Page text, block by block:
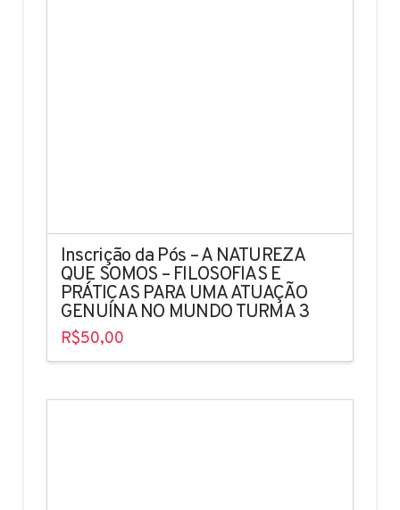
Inscrição da Pós – A NATUREZA
QUE SOMOS – FILOSOFIAS E
PRÁTICAS PARA UMA ATUAÇÃO
GENUÍNA NO MUNDO TURMA 3
R$50,00